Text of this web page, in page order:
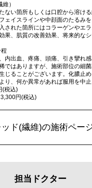
）
ない箇所もしくは口腔から溶け
ェイスラインや中顔面のたるみ
された箇所にはコラーゲンやエ
果、肌質の改善効果、将来的な
内出血、疼痛、頭痛、引き攣れ
ではありますが、施術部位の細
じることがございます。化膿止
り、何か異常があれば服用を中止
(税込)
円(税込)
ド(繊維)の施術ペー
担当ドクター